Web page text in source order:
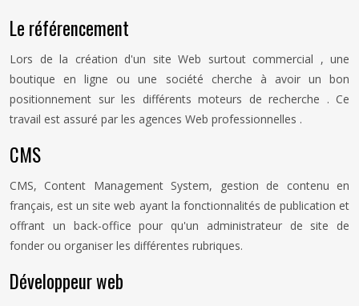
Le référencement
Lors de la création d'un site Web surtout commercial , une
boutique en ligne ou une société cherche à avoir un bon
positionnement sur les différents moteurs de recherche . Ce
travail est assuré par les agences Web professionnelles .
CMS
CMS, Content Management System, gestion de contenu en
français, est un site web ayant la fonctionnalités de publication et
offrant un back-office pour qu'un administrateur de site de
fonder ou organiser les différentes rubriques.
Développeur web